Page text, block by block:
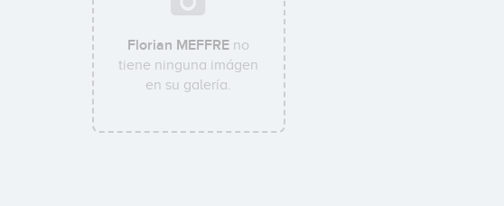
Florian MEFFRE no
tiene ninguna imágen
en su galería.